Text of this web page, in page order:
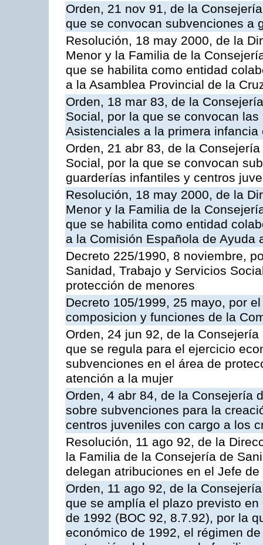
Orden, 21 nov 91, de la
que se convocan subvenciones a
Resolución, 18 may 2000, de la
Menor y la Familia de la
que se habilita como entidad
a la Asamblea Provincial de la
Orden, 18 mar 83, de la
Social, por la que se convocan
Asistenciales a la primera infancia
Orden, 21 abr 83, de la
Social, por la que se convocan
guarderías infantiles y centros
Resolución, 18 may 2000, de la
Menor y la Familia de la
que se habilita como entidad
a la Comisión Española de Ayuda
Decreto 225/1990, 8 noviembre,
Sanidad, Trabajo y Servicios
protección de menores
Decreto 105/1999, 25 mayo, por
composicion y funciones de la
Orden, 24 jun 92, de la
que se regula para el ejercicio
subvenciones en el área de
atención a la mujer
Orden, 4 abr 84, de la Consejería
sobre subvenciones para la
centros juveniles con cargo a los
Resolución, 11 ago 92, de la
la Familia de la Consejería de
delegan atribuciones en el Jefe
Orden, 11 ago 92, de la
que se amplía el plazo previsto
de 1992 (BOC 92, 8.7.92), por la
económico de 1992, el régimen